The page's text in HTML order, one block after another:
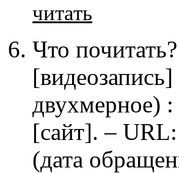
читать
Что
двухмерное)
[сайт]. –
(дата